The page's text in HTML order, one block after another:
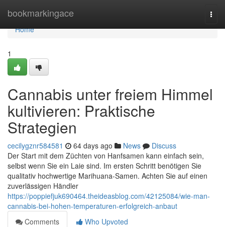
bookmarkingace
Home
Home
1
Cannabis unter freiem Himmel
kultivieren: Praktische
Strategien
cecilygznr584581 64 days ago News
Discuss
Der Start mit dem Züchten von Hanfsamen kann einfach sein,
selbst wenn Sie ein Laie sind. Im ersten Schritt benötigen Sie
qualitativ hochwertige Marihuana-Samen. Achten Sie auf einen
zuverlässigen Händler
https://poppiefjuk690464.theideasblog.com/42125084/wie-man-
cannabis-bei-hohen-temperaturen-erfolgreich-anbaut
Comments
Who Upvoted